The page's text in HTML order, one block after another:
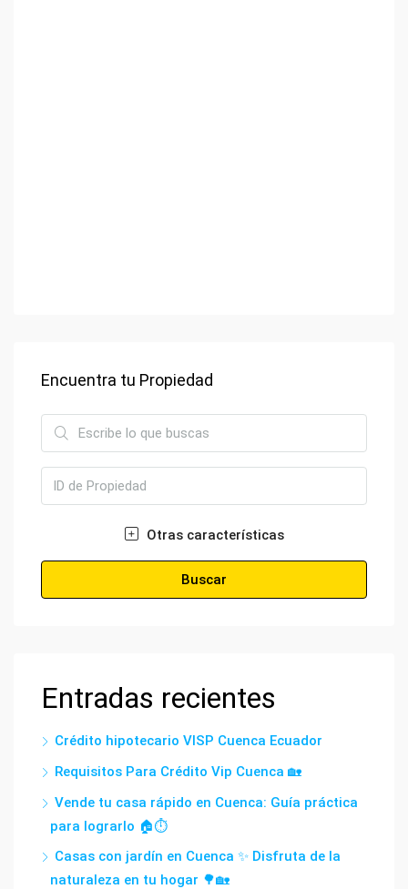
Encuentra tu Propiedad
Otras características
Buscar
Entradas recientes
Crédito hipotecario VISP Cuenca Ecuador
Requisitos Para Crédito Vip Cuenca 🏡
Vende tu casa rápido en Cuenca: Guía práctica
para lograrlo 🏠⏱️
Casas con jardín en Cuenca ✨ Disfruta de la
naturaleza en tu hogar 🌳🏡